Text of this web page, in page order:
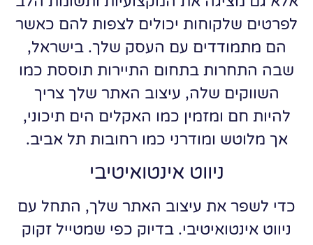
לפרטים שלקוחות יכולים לצפות להם כאשר
הם מתמודדים עם העסק שלך. בישראל,
שבה התחרות בתחום התיירות תוססת כמו
השווקים שלה, עיצוב האתר שלך צריך
להיות חם ומזמין כמו האקלים הים תיכוני,
אך מלוטש ומודרני כמו רחובות תל אביב.
ניווט אינטואיטיבי
כדי לשפר את עיצוב האתר שלך, התחל עם
ניווט אינטואיטיבי. בדיוק כפי שמטייל זקוק